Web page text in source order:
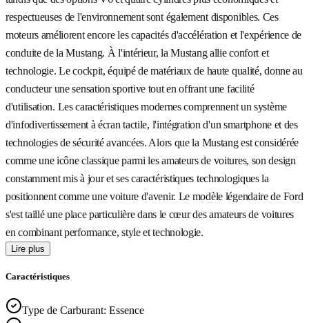
respectueuses de l'environnement sont également disponibles. Ces
moteurs améliorent encore les capacités d'accélération et l'expérience de
conduite de la Mustang. À l'intérieur, la Mustang allie confort et
technologie. Le cockpit, équipé de matériaux de haute qualité, donne au
conducteur une sensation sportive tout en offrant une facilité
d'utilisation. Les caractéristiques modernes comprennent un système
d'infodivertissement à écran tactile, l'intégration d'un smartphone et des
technologies de sécurité avancées. Alors que la Mustang est considérée
comme une icône classique parmi les amateurs de voitures, son design
constamment mis à jour et ses caractéristiques technologiques la
positionnent comme une voiture d'avenir. Le modèle légendaire de Ford
s'est taillé une place particulière dans le cœur des amateurs de voitures
en combinant performance, style et technologie.
Lire plus
Caractéristiques
Type de Carburant: Essence